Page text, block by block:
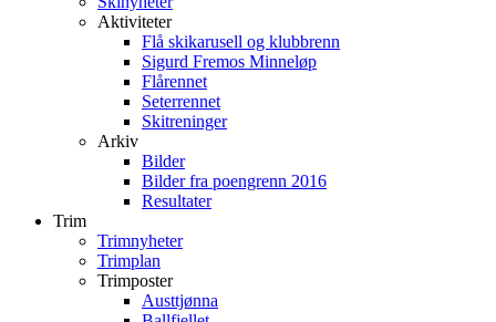
Aktiviteter
Flå skikarusell og klubbrenn
Sigurd Fremos Minneløp
Flårennet
Seterrennet
Skitreninger
Arkiv
Bilder
Bilder fra poengrenn 2016
Resultater
Trim
Trimnyheter
Trimplan
Trimposter
Austtjønna